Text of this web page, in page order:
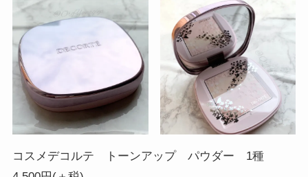
コスメデコルテ トーンアップ パウダー 1種